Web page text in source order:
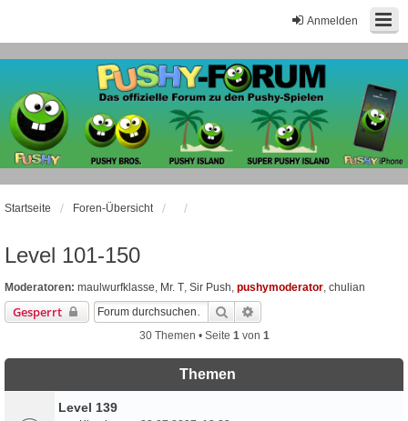
Anmelden
Startseite Foren-Übersicht
Level 101-150
Moderatoren: maulwurfklasse, Mr. T, Sir Push, pushymoderator, chulian
Gesperrt Suche
30 Themen • Seite 1von 1
Themen
Level 139